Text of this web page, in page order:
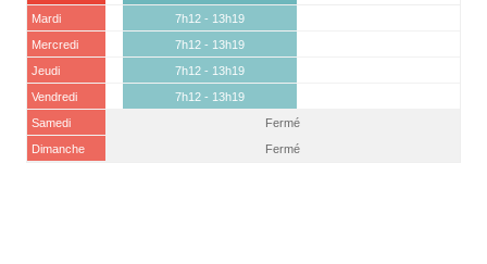
Mardi
7h12 - 13h19
Mercredi
7h12 - 13h19
Jeudi
7h12 - 13h19
Vendredi
7h12 - 13h19
Samedi
Fermé
Dimanche
Fermé